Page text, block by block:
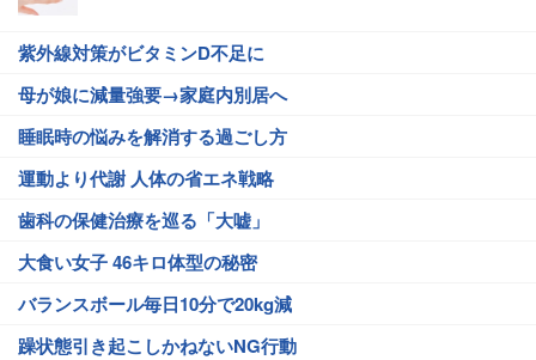
紫外線対策がビタミンD不足に
母が娘に減量強要→家庭内別居へ
睡眠時の悩みを解消する過ごし方
運動より代謝 人体の省エネ戦略
歯科の保健治療を巡る「大嘘」
大食い女子 46キロ体型の秘密
バランスボール毎日10分で20kg減
躁状態引き起こしかねないNG行動